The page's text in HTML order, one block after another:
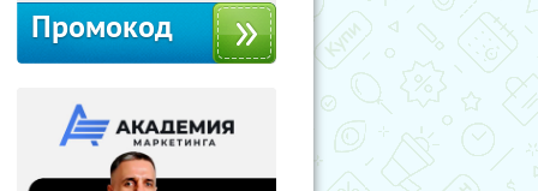
Промокод